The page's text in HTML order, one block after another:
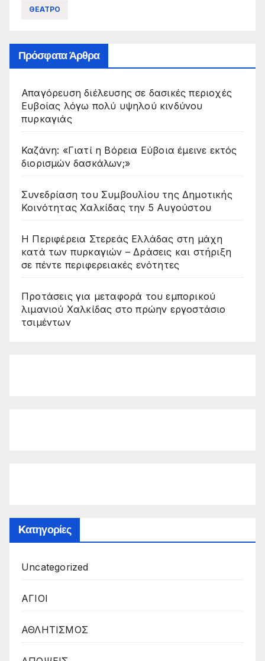
ΘΕΑΤΡΟ
Πρόσφατα Άρθρα
Απαγόρευση διέλευσης σε δασικές περιοχές
Ευβοίας λόγω πολύ υψηλού κινδύνου
πυρκαγιάς
Καζάνη: «Γιατί η Βόρεια Εύβοια έμεινε εκτός
διορισμών δασκάλων;»
Συνεδρίαση του Συμβουλίου της Δημοτικής
Κοινότητας Χαλκίδας την 5 Αυγούστου
Η Περιφέρεια Στερεάς Ελλάδας στη μάχη
κατά των πυρκαγιών – Δράσεις και στήριξη
σε πέντε περιφερειακές ενότητες
Προτάσεις για μεταφορά του εμπορικού
λιμανιού Χαλκίδας στο πρώην εργοστάσιο
τσιμέντων
Kατηγορίες
Uncategorized
ΑΓΙΟΙ
ΑΘΛΗΤΙΣΜΟΣ